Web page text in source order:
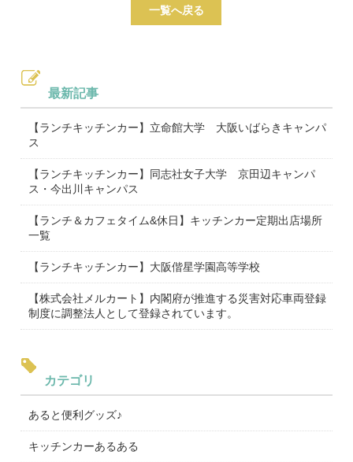
一覧へ戻る
最新記事
【ランチキッチンカー】立命館大学 大阪いばらきキャンパ
ス
【ランチキッチンカー】同志社女子大学 京田辺キャンパ
ス・今出川キャンパス
【ランチ＆カフェタイム&休日】キッチンカー定期出店場所
一覧
【ランチキッチンカー】大阪偕星学園高等学校
【株式会社メルカート】内閣府が推進する災害対応車両登録
制度に調整法人として登録されています。
カテゴリ
あると便利グッズ♪
キッチンカーあるある